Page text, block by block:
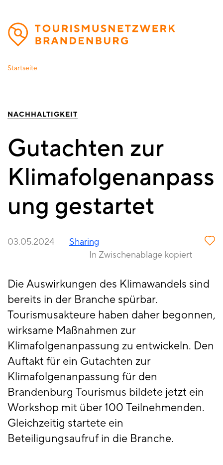
Direkt
zum
Inhalt
Startseite
NACHHALTIGKEIT
Gutachten zur
Klimafolgenanpass
ung gestartet
03.05.2024
Sharing
In Zwischenablage kopiert
Die Auswirkungen des Klimawandels sind
bereits in der Branche spürbar.
Tourismusakteure haben daher begonnen,
wirksame Maßnahmen zur
Klimafolgenanpassung zu entwickeln. Den
Auftakt für ein Gutachten zur
Klimafolgenanpassung für den
Brandenburg Tourismus bildete jetzt ein
Workshop mit über 100 Teilnehmenden.
Gleichzeitig startete ein
Beteiligungsaufruf in die Branche.